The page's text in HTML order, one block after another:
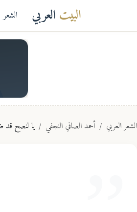
البيت العربي الشعر
الشعر العربي أحمد الصافي النجفي يا لنصح قد